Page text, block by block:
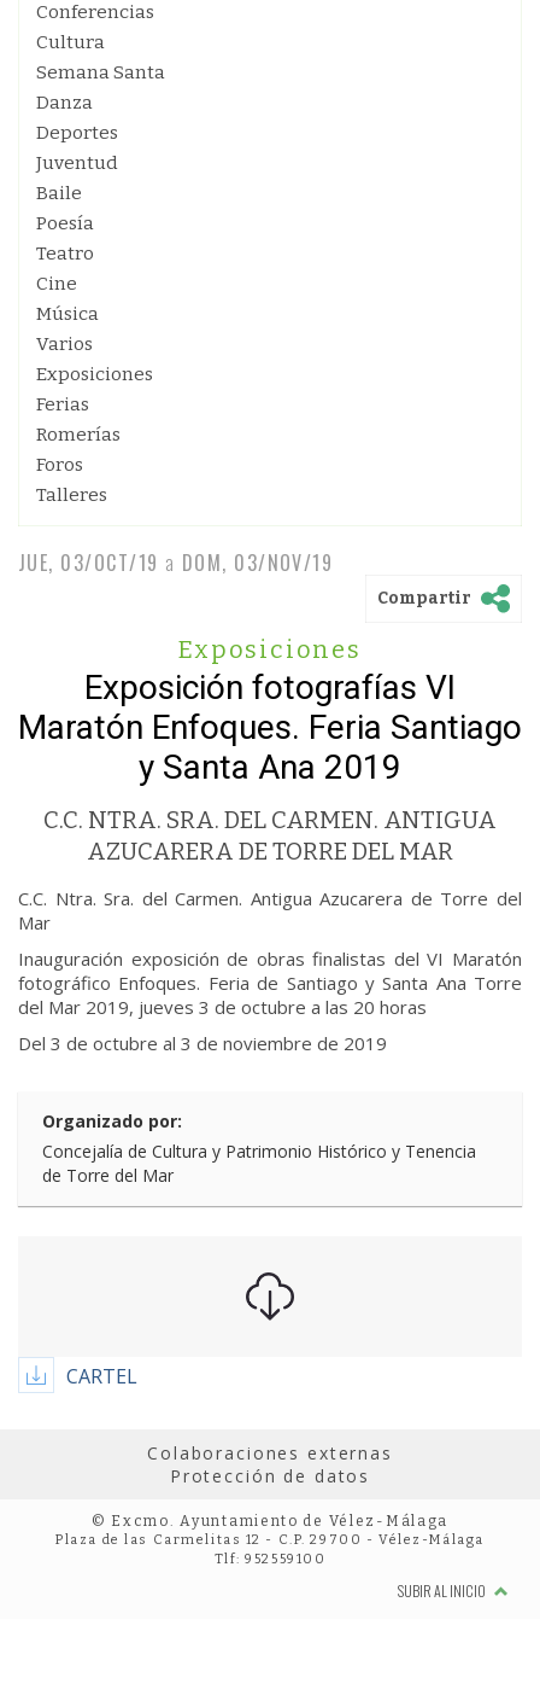
Conferencias
Cultura
Semana Santa
Danza
Deportes
Juventud
Baile
Poesía
Teatro
Cine
Música
Varios
Exposiciones
Ferias
Romerías
Foros
Talleres
JUE, 03/OCT/19 a DOM, 03/NOV/19
Compartir
Exposiciones
Exposición fotografías VI
Maratón Enfoques. Feria Santiago
y Santa Ana 2019
C.C. NTRA. SRA. DEL CARMEN. ANTIGUA
AZUCARERA DE TORRE DEL MAR
C.C. Ntra. Sra. del Carmen. Antigua Azucarera de Torre del
Mar
Inauguración exposición de obras finalistas del VI Maratón
fotográfico Enfoques. Feria de Santiago y Santa Ana Torre
del Mar 2019, jueves 3 de octubre a las 20 horas
Del 3 de octubre al 3 de noviembre de 2019
Organizado por:
Concejalía de Cultura y Patrimonio Histórico y Tenencia
de Torre del Mar
CARTEL
Colaboraciones externas
Protección de datos
© Excmo. Ayuntamiento de Vélez-Málaga
Plaza de las Carmelitas 12 - C.P. 29700 - Vélez-Málaga
Tlf: 952559100
SUBIR AL INICIO